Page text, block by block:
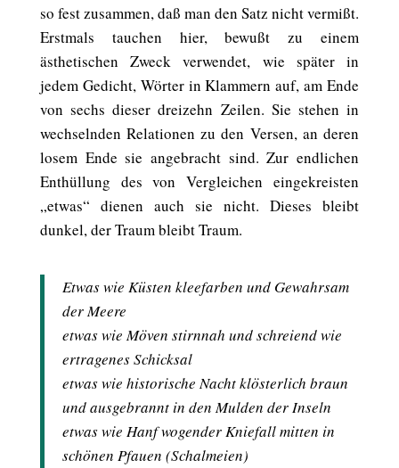
so fest zusammen, daß man den Satz nicht vermißt.
Erstmals tauchen hier, bewußt zu einem
ästhetischen Zweck verwendet, wie später in
jedem Gedicht, Wörter in Klammern auf, am Ende
von sechs dieser dreizehn Zeilen. Sie stehen in
wechselnden Relationen zu den Versen, an deren
losem Ende sie angebracht sind. Zur endlichen
Enthüllung des von Vergleichen eingekreisten
„etwas“ dienen auch sie nicht. Dieses bleibt
dunkel, der Traum bleibt Traum.
Etwas wie Küsten kleefarben und Gewahrsam
der Meere
etwas wie Möven stirnnah und schreiend wie
ertragenes Schicksal
etwas wie historische Nacht klösterlich braun
und ausgebrannt in den Mulden der Inseln
etwas wie Hanf wogender Kniefall mitten in
schönen Pfauen (Schalmeien)